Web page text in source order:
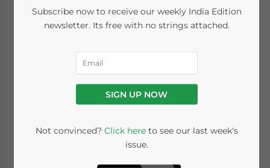
obbligatorio il
Certificato di Origine
Digitale per gli
esportatori
India Briefing
Subscribe now to receive our weekly India Edition
newsletter. Its free with no strings attached.
SIGN UP NOW
Not convinced? Click hereto see our last week's
issue.